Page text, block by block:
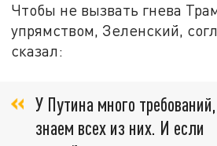
Чтобы не вызвать гнева
упрямством, Зеленский,
сказал:
У Путина много
знаем всех из них. И если